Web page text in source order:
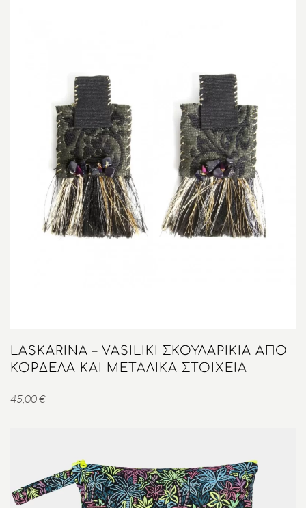
LASKARINA – VASILIKI ΣΚΟΥΛΑΡΊΚΙΑ ΑΠΌ
ΚΟΡΔΈΛΑ ΚΑΙ ΜΕΤΑΛΙΚΆ ΣΤΟΙΧΕΊΑ
45,00€